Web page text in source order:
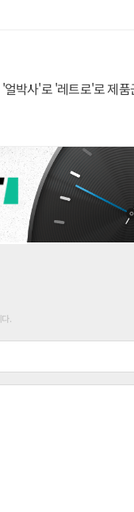
박사'로 '레트로'로 제품
.